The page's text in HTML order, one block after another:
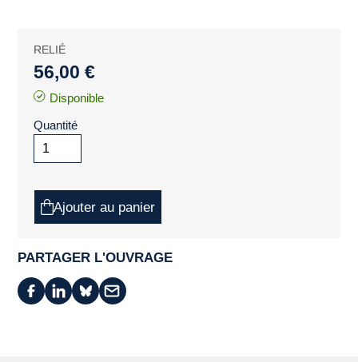
RELIÉ
56,00 €
Disponible
Quantité
Ajouter au panier
PARTAGER L'OUVRAGE